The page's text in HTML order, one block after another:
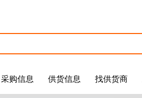
采购信息 供货信息 找供货商